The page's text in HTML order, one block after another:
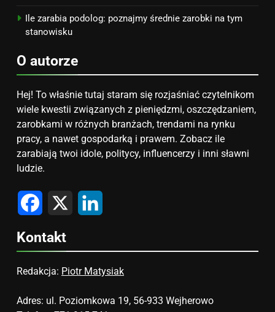
Ile zarabia podolog: poznajmy średnie zarobki na tym
stanowisku
O autorze
Hej! To właśnie tutaj staram się rozjaśniać czytelnikom
wiele kwestii związanych z pieniędzmi, oszczędzaniem,
zarobkami w różnych branżach, trendami na rynku
pracy, a nawet gospodarką i prawem. Zobacz ile
zarabiają twoi idole, politycy, influencerzy i inni sławni
ludzie.
Facebook
X
Kontakt
Redakcja: Piotr Matysiak
Adres: ul. Poziomkowa 19, 56-933 Wejherowo